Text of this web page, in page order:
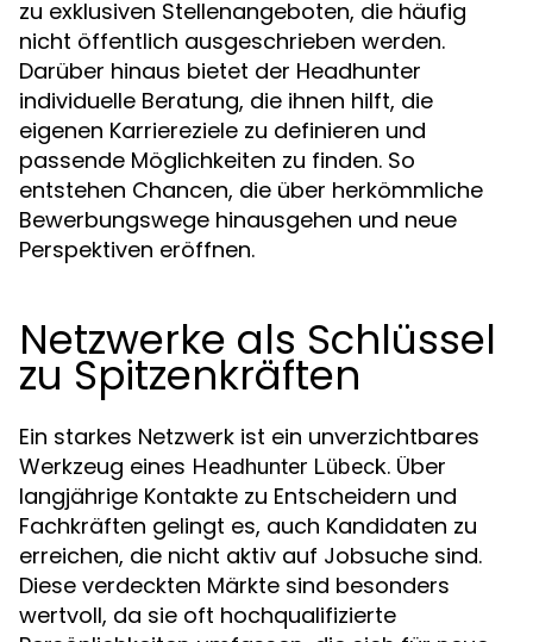
zu exklusiven Stellenangeboten, die häufig
nicht öffentlich ausgeschrieben werden.
Darüber hinaus bietet der Headhunter
individuelle Beratung, die ihnen hilft, die
eigenen Karriereziele zu definieren und
passende Möglichkeiten zu finden. So
entstehen Chancen, die über herkömmliche
Bewerbungswege hinausgehen und neue
Perspektiven eröffnen.
Netzwerke als Schlüssel
zu Spitzenkräften
Ein starkes Netzwerk ist ein unverzichtbares
Werkzeug eines Headhunter Lübeck. Über
langjährige Kontakte zu Entscheidern und
Fachkräften gelingt es, auch Kandidaten zu
erreichen, die nicht aktiv auf Jobsuche sind.
Diese verdeckten Märkte sind besonders
wertvoll, da sie oft hochqualifizierte